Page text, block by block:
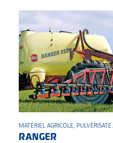
MATÉRIEL AGRICOLE, PULVÉRISATEUR
RANGER